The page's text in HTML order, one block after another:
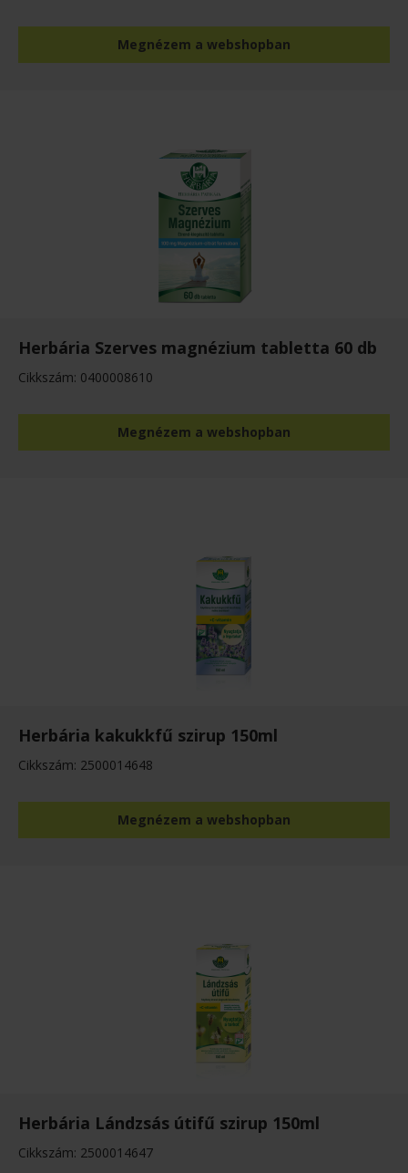
Megnézem a webshopban
Herbária Szerves magnézium tabletta 60 db
Cikkszám: 0400008610
Megnézem a webshopban
Herbária kakukkfű szirup 150ml
Cikkszám: 2500014648
Megnézem a webshopban
Herbária Lándzsás útifű szirup 150ml
Cikkszám: 2500014647